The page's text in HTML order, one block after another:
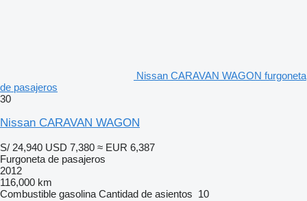
Nissan CARAVAN WAGON furgoneta
de pasajeros
30
Nissan CARAVAN WAGON
S/ 24,940 USD 7,380 ≈ EUR 6,387
Furgoneta de pasajeros
2012
116,000 km
Combustible gasolina Cantidad de asientos 10